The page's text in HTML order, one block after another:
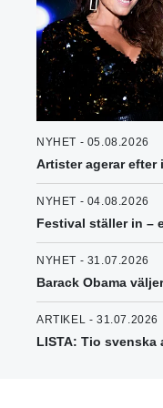
NYHET - 05.08.2026
Artister agerar
NYHET - 04.08.2026
Festival ställer in –
NYHET - 31.07.2026
Barack Obama
ARTIKEL - 31.07.2026
LISTA: Tio svenska